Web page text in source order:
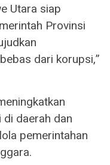
Utara siap
Provinsi
dari korupsi,”
daerah dan
pemerintahan